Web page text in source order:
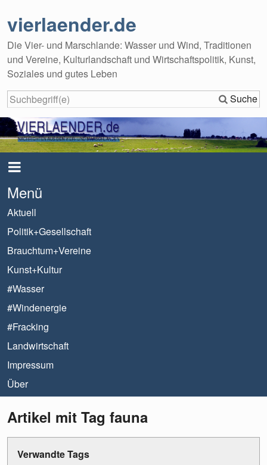
vierlaender.de
Die Vier- und Marschlande: Wasser und Wind, Traditionen
und Vereine, Kulturlandschaft und Wirtschaftspolitik, Kunst,
Soziales und gutes Leben
Suche
Menü
Aktuell
Politik+Gesellschaft
Brauchtum+Vereine
Kunst+Kultur
#Wasser
#Windenergie
#Fracking
Landwirtschaft
Impressum
Über
Artikel mit Tag fauna
Verwandte Tags